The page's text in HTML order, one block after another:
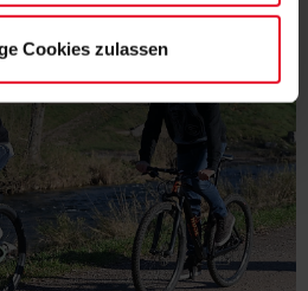
Cookies zulassen
STADTRADELN